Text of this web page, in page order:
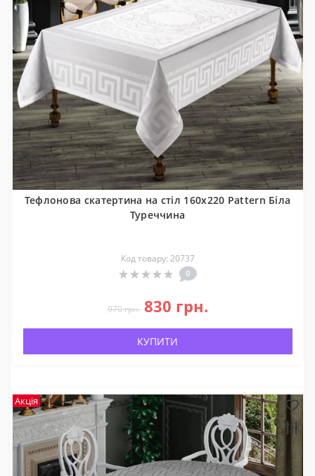
Тефлонова скатертина на стіл 160x220 Pattern Біла
Туреччина
Код товару: 20737
0
970 грн. 830 грн.
КУПИТИ
Акція